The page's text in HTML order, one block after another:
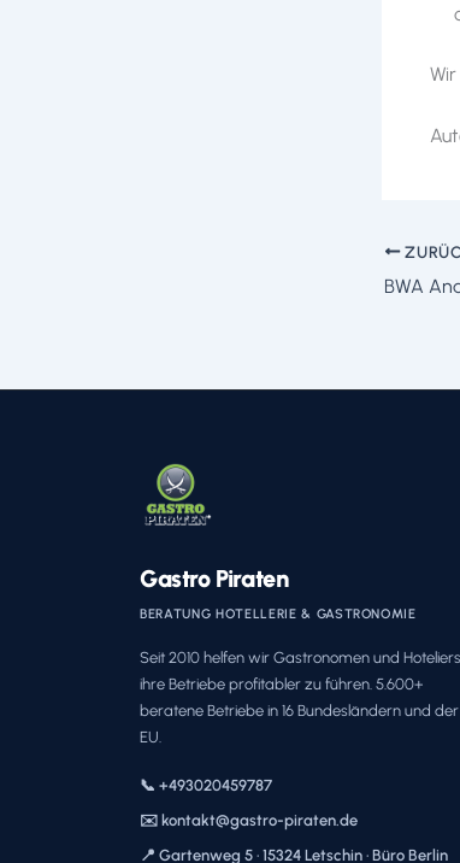
BWA
Gastro Piraten
BERATUNG HOTELLERIE & GASTRONOMIE
Seit 2010 helfen wir Gastronomen und
ihre Betriebe profitabler zu führen. 5.600+
beratene Betriebe in 16 Bundesländern und der
EU.
📞 +493020459787
✉️ kontakt@gastro-piraten.de
📍 Gartenweg 5 · 15324 Letschin · Büro Berlin